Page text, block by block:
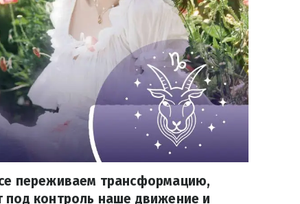
переживаем трансформацию,
под контроль наше движение и